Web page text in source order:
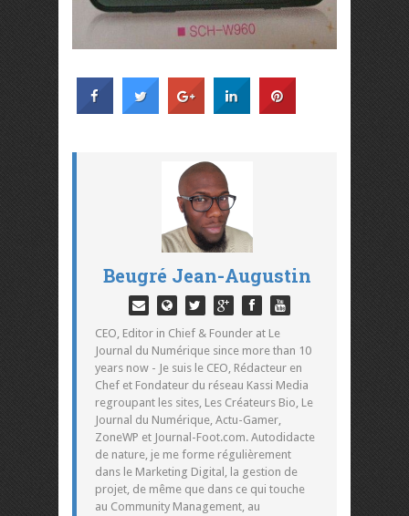
Beugré Jean-Augustin
CEO, Editor in Chief & Founder at Le
Journal du Numérique since more than 10
years now - Je suis le CEO, Rédacteur en
Chef et Fondateur du réseau Kassi Media
regroupant les sites, Les Créateurs Bio, Le
Journal du Numérique, Actu-Gamer,
ZoneWP et Journal-Foot.com. Autodidacte
de nature, je me forme régulièrement
dans le Marketing Digital, la gestion de
projet, de même que dans ce qui touche
au Community Management, au